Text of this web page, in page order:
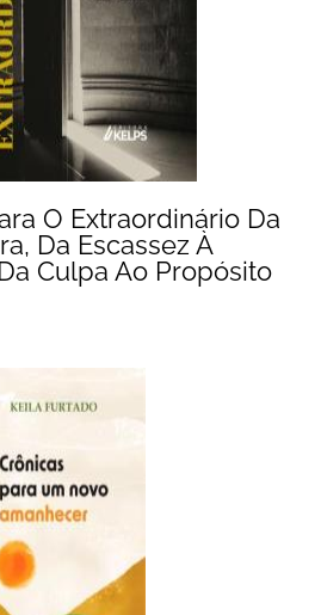
O Extraordinário Da
Da Escassez À
Culpa Ao Propósito